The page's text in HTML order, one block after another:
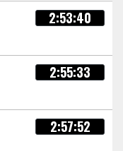
2:53:40
2:55:33
2:57:52